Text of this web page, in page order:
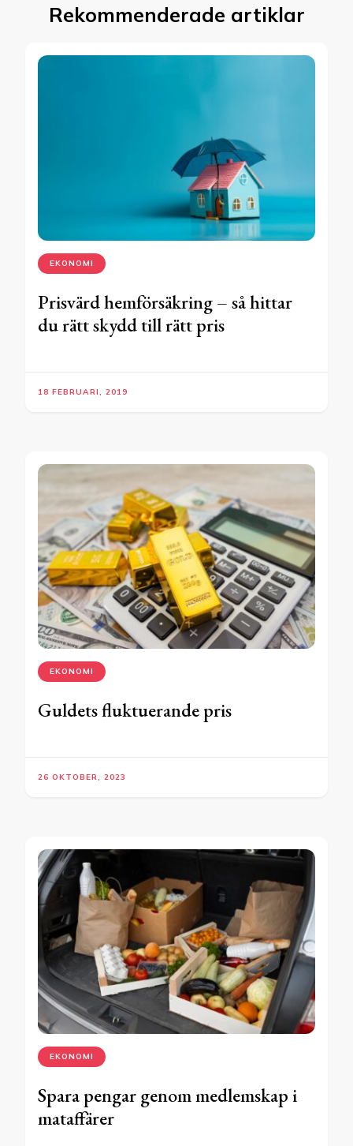
Rekommenderade artiklar
EKONOMI
Prisvärd hemförsäkring – så hittar
du rätt skydd till rätt pris
18 FEBRUARI, 2019
EKONOMI
Guldets fluktuerande pris
26 OKTOBER, 2023
EKONOMI
Spara pengar genom medlemskap i
mataffärer